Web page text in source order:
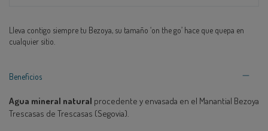
Lleva contigo siempre tu Bezoya, su tamaño ‘on the go’ hace que quepa en
cualquier sitio.
Beneficios
Agua mineral natural procedente y envasada en el Manantial Bezoya
Trescasas de Trescasas (Segovia).